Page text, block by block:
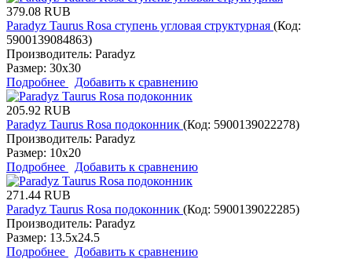
379.08 RUB
Paradyz Taurus Rosa ступень угловая структурная (Код:
5900139084863)
Производитель: Paradyz
Размер: 30x30
Подробнее
Добавить к сравнению
205.92 RUB
Paradyz Taurus Rosa подоконник (Код: 5900139022278)
Производитель: Paradyz
Размер: 10x20
Подробнее
Добавить к сравнению
271.44 RUB
Paradyz Taurus Rosa подоконник (Код: 5900139022285)
Производитель: Paradyz
Размер: 13.5x24.5
Подробнее
Добавить к сравнению